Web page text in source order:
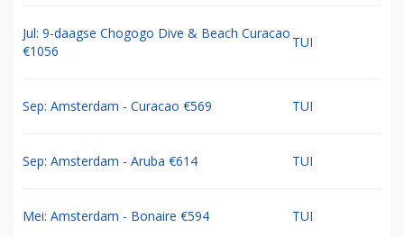
Jul: 9-daagse Chogogo Dive & Beach Curacao
€1056
TUI
Sep: Amsterdam - Curacao €569 TUI
Sep: Amsterdam - Aruba €614 TUI
Mei: Amsterdam - Bonaire €594 TUI